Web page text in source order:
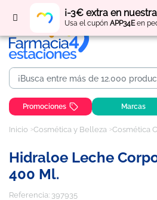
¡-3€ extra en
Usa el cupón APP34Een
Regístratey obtén puntos
Promociones Marcas
Inicio Cosmética y Belleza Cosmética
Hidraloe Leche
400 Ml.
Referencia: 397935